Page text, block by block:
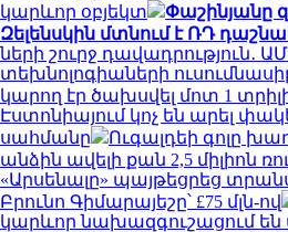
կարևոր օբյեկտ
Փաշինյանը
Զելենսկին մտնում է ՌԴ
ների շուրջ դավադրություն․
տեխնոլոգիաների
կարող էր ծախսվել մոտ 1
Էստոնիայում կոչ են արել
սահմանը
Ուգալդեի գոլը
անձին ավելի քան 2,5 միլիոն
«Արսենալը» պայթեցրեց
Բրունո Գիմարայեշը՝ £75 մլն-ով
կարևոր նախազգուշացում են